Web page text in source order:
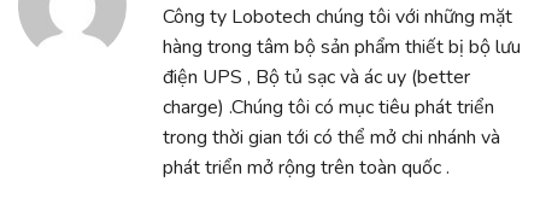
Công ty Lobotech chúng tôi với những mặt
hàng trong tâm bộ sản phẩm thiết bị bộ lưu
điện UPS , Bộ tủ sạc và ác uy (better
charge) .Chúng tôi có mục tiêu phát triển
trong thời gian tới có thể mở chi nhánh và
phát triển mở rộng trên toàn quốc .